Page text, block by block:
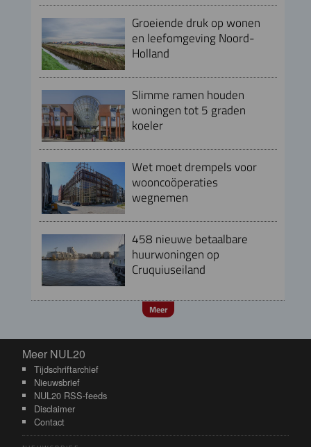
Groeiende druk op wonen
en leefomgeving Noord-
Holland
Slimme ramen houden
woningen tot 5 graden
koeler
Wet moet drempels voor
wooncoöperaties
wegnemen
458 nieuwe betaalbare
huurwoningen op
Cruquiuseiland
Meer
Meer NUL20
Meer NUL20
Tijdschriftarchief
Nieuwsbrief
NUL20 RSS-feeds
Disclaimer
Contact